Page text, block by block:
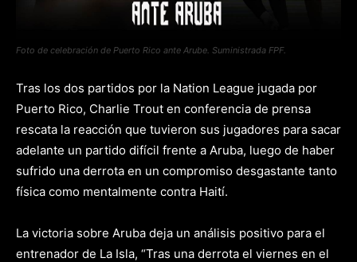
Foto de celebración de Puerto Rico ante Arube. Suministrada FPF.
Tras los dos partidos por la Nation League jugada por
Puerto Rico, Charlie Trout en conferencia de prensa
rescata la reacción que tuvieron sus jugadores para sacar
adelante un partido difícil frente a Aruba, luego de haber
sufrido una derrota en un compromiso desgastante tanto
física como mentalmente contra Haití.
La victoria sobre Aruba deja un análisis positivo para el
entrenador de La Isla, “Tras una derrota el viernes en el